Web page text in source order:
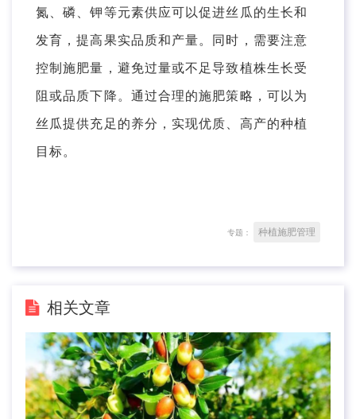
氮、磷、钾等元素供应可以促进丝瓜的生长和
发育，提高果实品质和产量。同时，需要注意
控制施肥量，避免过量或不足导致植株生长受
阻或品质下降。通过合理的施肥策略，可以为
丝瓜提供充足的养分，实现优质、高产的种植
目标。
专题： 种植施肥管理
相关文章